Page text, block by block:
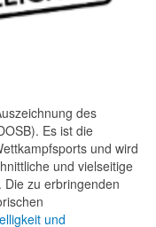
des
Es ist die
und wird
und vielseitige
zu erbringenden
und